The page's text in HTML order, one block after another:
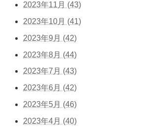
2023年11月 (43)
2023年10月 (41)
2023年9月 (42)
2023年8月 (44)
2023年7月 (43)
2023年6月 (42)
2023年5月 (46)
2023年4月 (40)